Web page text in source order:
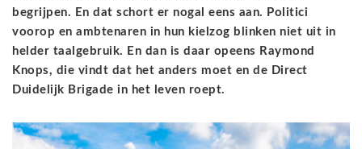
begrijpen. En dat schort er nogal eens aan. Politici
voorop en ambtenaren in hun kielzog blinken niet uit in
helder taalgebruik. En dan is daar opeens Raymond
Knops, die vindt dat het anders moet en de Direct
Duidelijk Brigade in het leven roept.